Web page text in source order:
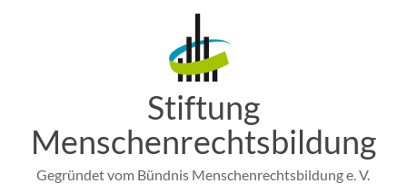
Stiftung
Menschenrechtsbildung
Gegründet vom Bündnis Menschenrechtsbildung e. V.